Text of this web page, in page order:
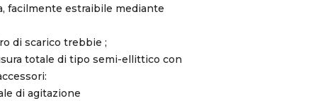
facilmente estraibile mediante
di scarico trebbie ;
totale di tipo semi-ellittico con
di agitazione